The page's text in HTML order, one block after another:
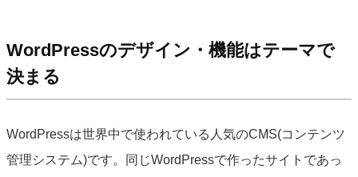
WordPressのデザイン・機能はテーマで
決まる
WordPressは世界中で使われている人気のCMS(コンテンツ
管理システム)です。同じWordPressで作ったサイトであっ